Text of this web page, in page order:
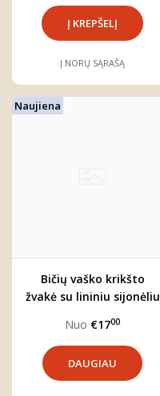
Į NORŲ SĄRAŠĄ
Naujiena
Bičių vaško krikšto
žvakė su lininiu sijonėliu
Nuo €1700
DAUGIAU